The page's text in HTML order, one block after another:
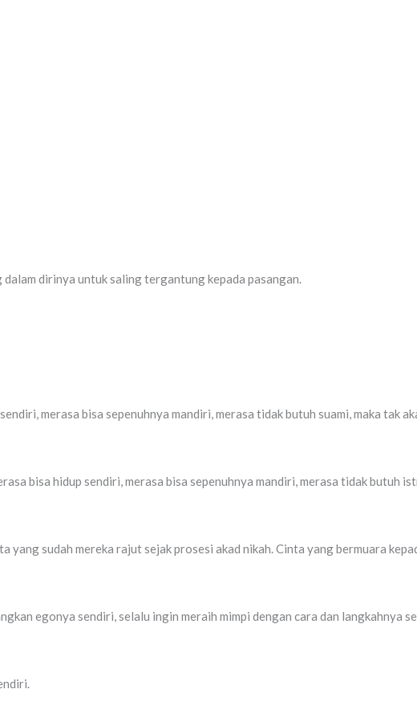
dirinya untuk saling tergantung kepada pasangan.
merasa bisa sepenuhnya mandiri, merasa tidak butuh suami, maka tak
bisa hidup sendiri, merasa bisa sepenuhnya mandiri, merasa tidak butuh
yang sudah mereka rajut sejak prosesi akad nikah. Cinta yang bermuara
egonya sendiri, selalu ingin meraih mimpi dengan cara dan langkahnya